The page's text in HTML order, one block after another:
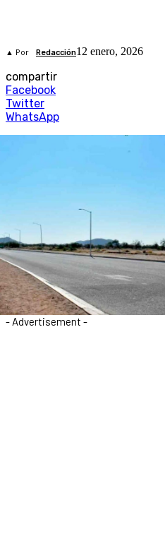
▲ Por Redacción12 enero, 2026
compartir
Facebook
Twitter
WhatsApp
- Advertisement -